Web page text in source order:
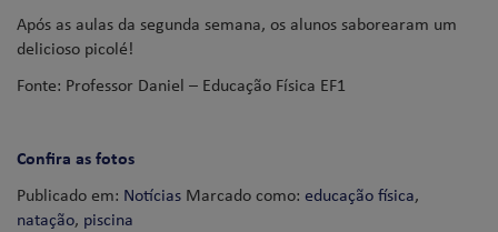
Após as aulas da segunda semana, os alunos saborearam um
delicioso picolé!
Fonte: Professor Daniel – Educação Física EF1
Confira as fotos
Publicado em: Notícias Marcado como: educação física,
natação, piscina